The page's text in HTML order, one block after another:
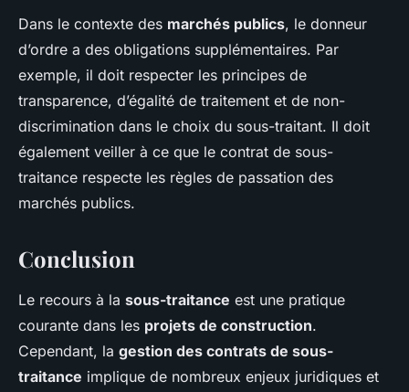
Dans le contexte des marchés publics, le donneur
d’ordre a des obligations supplémentaires. Par
exemple, il doit respecter les principes de
transparence, d’égalité de traitement et de non-
discrimination dans le choix du sous-traitant. Il doit
également veiller à ce que le contrat de sous-
traitance respecte les règles de passation des
marchés publics.
Conclusion
Le recours à la sous-traitance est une pratique
courante dans les projets de construction.
Cependant, la gestion des contrats de sous-
traitance implique de nombreux enjeux juridiques et